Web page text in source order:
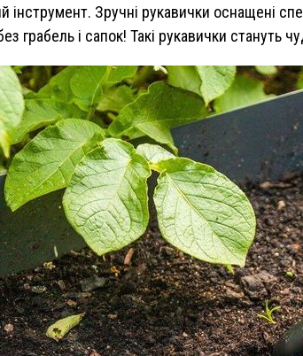
Зручні рукавички оснащені
грабель і сапок! Такі рукавички стануть